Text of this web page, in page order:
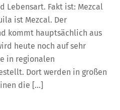
Lebensart. Fakt ist: Mezcal
ist Mezcal. Der
kommt hauptsächlich aus
heute noch auf sehr
in regionalen
Dort werden in großen
die […]